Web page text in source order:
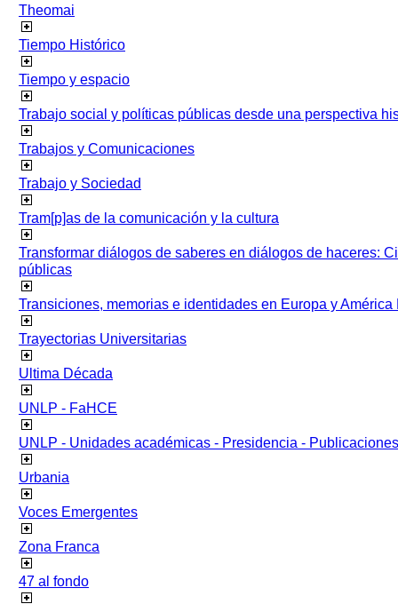
Theomai
Tiempo Histórico
Tiempo y espacio
Trabajo social y políticas públicas desde una perspectiva
Trabajos y Comunicaciones
Trabajo y Sociedad
Tram[p]as de la comunicación y la cultura
Transformar diálogos de saberes en diálogos de haceres:
públicas
Transiciones, memorias e identidades en Europa y América
Trayectorias Universitarias
Ultima Década
UNLP - FaHCE
UNLP - Unidades académicas - Presidencia - Publicaciones
Urbania
Voces Emergentes
Zona Franca
47 al fondo